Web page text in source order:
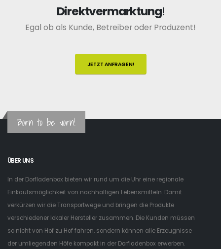
Direktvermarktung!
Egal ob als Kunde, Betreiber oder Produzent!
JETZT ANFRAGEN!
Born to be vorn!
ÜBER UNS
In der Dorfladenbox bieten wir rund um die Uhr eine regionale
Einkaufsmöglichkeit von nachhaltigen Lebensmitteln. Damit
verkürzen wir die Transportwege und bringen die Produkte
verschiedener lokaler Hersteller zusammen. Die Kunden müssen
so nicht von Hof zu Hof fahren, sondern können alle Erzeugnisse
der umliegenden Höfe kompakt in der Dorfladenbox erwerben.